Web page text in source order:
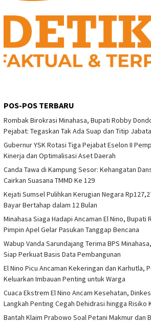
POS-POS TERBARU
Rombak Birokrasi Minahasa, Bupati Robby
Pejabat: Tegaskan Tak Ada Suap dan Titip
Gubernur YSK Rotasi Tiga Pejabat Eselon II
Kinerja dan Optimalisasi Aset Daerah
Canda Tawa di Kampung Sesor: Kehangatan
Cairkan Suasana TMMD Ke 129
Kejati Sumsel Pulihkan Kerugian Negara
Bayar Bertahap dalam 12 Bulan
Minahasa Siaga Hadapi Ancaman El Nino,
Pimpin Apel Gelar Pasukan Tanggap Bencana
Wabup Vanda Sarundajang Terima BPS
Siap Perkuat Basis Data Pembangunan
El Nino Picu Ancaman Kekeringan dan Karhutla,
Keluarkan Imbauan Penting untuk Warga
Cuaca Ekstrem El Nino Ancam Kesehatan,
Langkah Penting Cegah Dehidrasi hingga Risiko
Bantah Klaim Prabowo Soal Petani Makmur dan